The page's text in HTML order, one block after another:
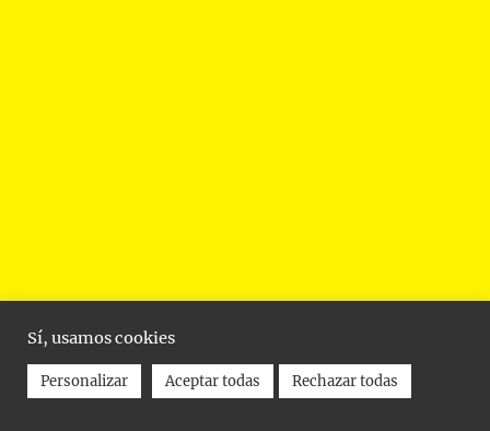
Sí, usamos cookies
Personalizar Aceptar todas Rechazar todas